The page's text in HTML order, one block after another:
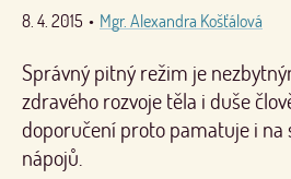
8. 4. 2015 • Mgr. Alexandra Košťálová
Správný pitný režim je
zdravého rozvoje těla i duše
doporučení proto pamatuje i na
nápojů.